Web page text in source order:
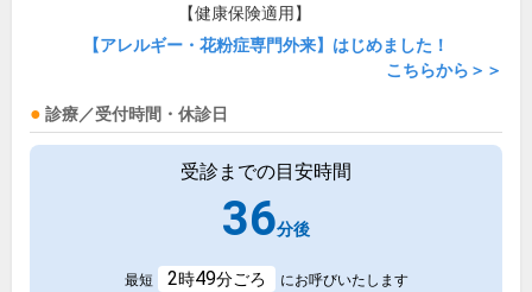
【健康保険適用】
【アレルギー・花粉症専門外来】はじめました！
こちらから＞＞
診療／受付時間・休診日
受診までの目安時間
36分後
最短 2時49分ごろ にお呼びいたします